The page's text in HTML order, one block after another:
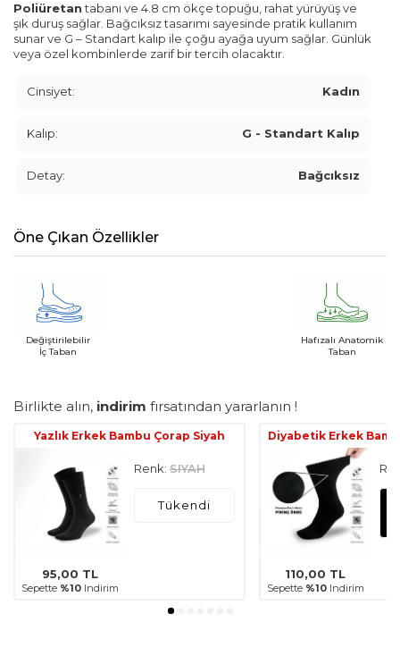
Poliüretantabanı ve 4.8 cm ökçe topuğu, rahat yürüyüş ve
şık duruş sağlar. Bağcıksız tasarımı sayesinde pratik kullanım
sunar ve G – Standart kalıp ile çoğu ayağa uyum sağlar. Günlük
veya özel kombinlerde zarif bir tercih olacaktır.
Cinsiyet: Kadın
Kalıp: G - Standart Kalıp
Detay: Bağcıksız
Öne Çıkan Özellikler
Değiştirilebilir
İç Taban
Hafızalı Anatomik
Taban
Birlikte alın, indirim fırsatından yararlanın !
Yazlık Erkek Bambu Çorap Siyah
95,00 TL
Sepette %10Indirim
Renk: SIYAH
Tükendi
Diyabetik Erkek
110,00 TL
Sepette %10Indirim